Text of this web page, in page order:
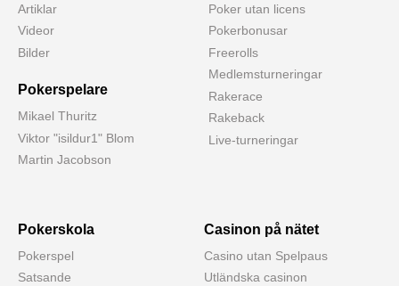
Artiklar
Videor
Bilder
Pokerspelare
Mikael Thuritz
Viktor "isildur1" Blom
Martin Jacobson
Poker utan licens
Pokerbonusar
Freerolls
Medlemsturneringar
Rakerace
Rakeback
Live-turneringar
Pokerskola
Pokerspel
Satsande
Casinon på nätet
Casino utan Spelpaus
Utländska casinon